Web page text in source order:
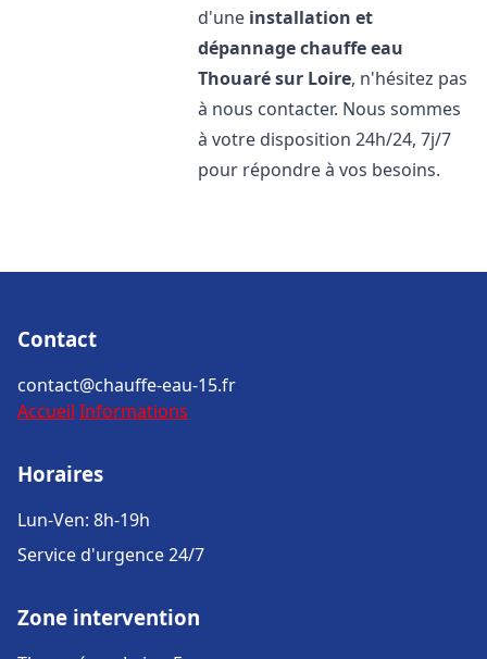
d'une installation et
dépannage chauffe eau
Thouaré sur Loire, n'hésitez pas
à nous contacter. Nous sommes
à votre disposition 24h/24, 7j/7
pour répondre à vos besoins.
Contact
contact@chauffe-eau-15.fr
Accueil Informations
Horaires
Lun-Ven: 8h-19h
Service d'urgence 24/7
Zone intervention